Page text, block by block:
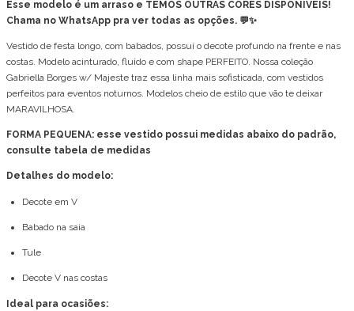
Esse modelo é um arraso e TEMOS OUTRAS CORES DISPONÍVEIS!
Chama no WhatsApp pra ver todas as opções. 💬✨
Vestido de festa longo, com babados, possui o decote profundo na frente e nas
costas. Modelo acinturado, fluido e com shape PERFEITO. Nossa coleção
Gabriella Borges w/ Majeste traz essa linha mais sofisticada, com vestidos
perfeitos para eventos noturnos. Modelos cheio de estilo que vão te deixar
MARAVILHOSA.
FORMA PEQUENA: esse vestido possui medidas abaixo do padrão,
consulte tabela de medidas
Detalhes do modelo:
Decote em V
Babado na saia
Tule
Decote V nas costas
Ideal para ocasiões: